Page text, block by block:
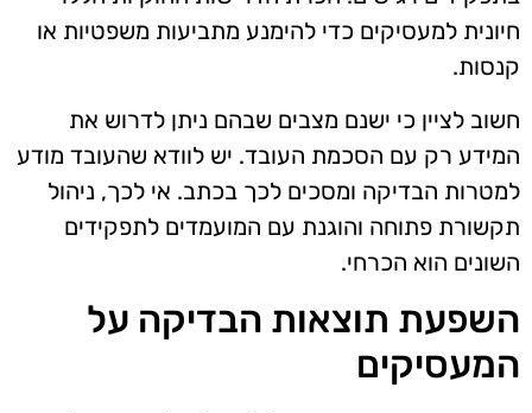
חיונית למעסיקים כדי להימנע מתביעות משפטיות או
קנסות.
חשוב לציין כי ישנם מצבים שבהם ניתן לדרוש את
המידע רק עם הסכמת העובד. יש לוודא שהעובד מודע
למטרות הבדיקה ומסכים לכך בכתב. אי לכך, ניהול
תקשורת פתוחה והוגנת עם המועמדים לתפקידים
השונים הוא הכרחי.
השפעת תוצאות הבדיקה על
המעסיקים